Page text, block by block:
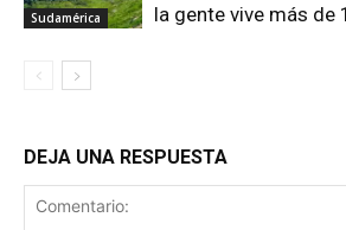
Sudamérica
la gente vive más de
DEJA UNA RESPUESTA